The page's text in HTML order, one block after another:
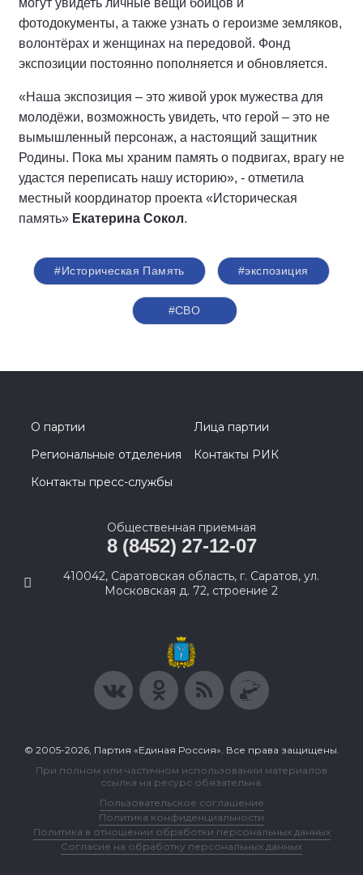
могут увидеть личные вещи бойцов и
фотодокументы, а также узнать о героизме земляков,
волонтёрах и женщинах на передовой. Фонд
экспозиции постоянно пополняется и обновляется.
«Наша экспозиция – это живой урок мужества для
молодёжи, возможность увидеть, что герой – это не
вымышленный персонаж, а настоящий защитник
Родины. Пока мы храним память о подвигах, врагу не
удастся переписать нашу историю», - отметила
местный координатор проекта «Историческая
память» Екатерина Сокол.
#Историческая Память #экспозиция
#СВО
О партии
Лица партии
Региональные отделения
Контакты РИК
Контакты пресс-службы
Общественная приемная
8 (8452) 27-12-07
410042, Саратовская область, г. Саратов, ул.
Московская д. 72, строение 2
© 2005-2026, Партия «Единая Россия». Все права защищены.
При полном или частичном использовании материалов
ссылка на ресурс обязательна.
Пользовательское соглашение
Политика конфиденциальности
Политика в отношении обработки персональных данных
Согласие на обработку персональных данных